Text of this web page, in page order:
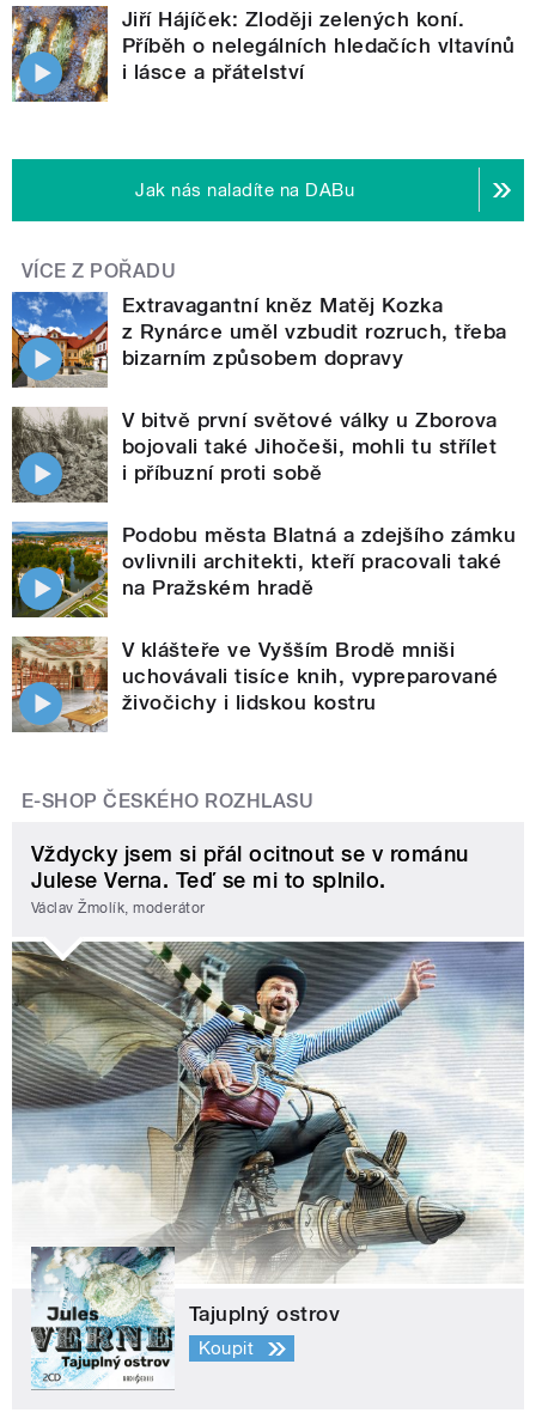
Jiří Hájíček: Zloději zelených koní.
Příběh o nelegálních hledačích vltavínů
i lásce a přátelství
Jak nás naladíte na DABu
VÍCE Z POŘADU
Extravagantní kněz Matěj Kozka
z Rynárce uměl vzbudit rozruch, třeba
bizarním způsobem dopravy
V bitvě první světové války u Zborova
bojovali také Jihočeši, mohli tu střílet
i příbuzní proti sobě
Podobu města Blatná a zdejšího zámku
ovlivnili architekti, kteří pracovali také
na Pražském hradě
V klášteře ve Vyšším Brodě mniši
uchovávali tisíce knih, vypreparované
živočichy i lidskou kostru
E-SHOP ČESKÉHO ROZHLASU
Vždycky jsem si přál ocitnout se v románu
Julese Verna. Teď se mi to splnilo.
Václav Žmolík, moderátor
Tajuplný ostrov
Koupit